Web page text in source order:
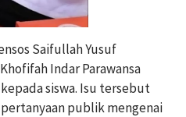
Saifullah Yusuf
Indar Parawansa
siswa. Isu tersebut
publik mengenai